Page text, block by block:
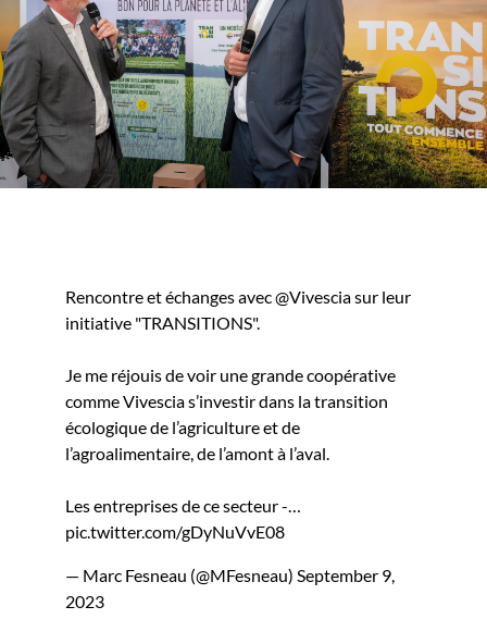
Rencontre et échanges avec@Vivesciasur leur
initiative "TRANSITIONS".
Je me réjouis de voir une grande coopérative
comme Vivescia s’investir dans la transition
écologique de l’agriculture et de
l’agroalimentaire, de l’amont à l’aval.
Les entreprises de ce secteur -…
pic.twitter.com/gDyNuVvE08
— Marc Fesneau (@MFesneau) September 9,
2023